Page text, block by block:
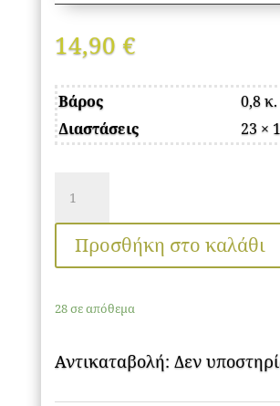
14,90 €
Βάρος
0,8 κ.
Διαστάσεις
23 ×
επιτραπέζιο
Hassard
Megapap
χρώμα
15x16x22εκ.
Προσθήκη στο καλάθι
28 σε απόθεμα
Αντικαταβολή: Δεν